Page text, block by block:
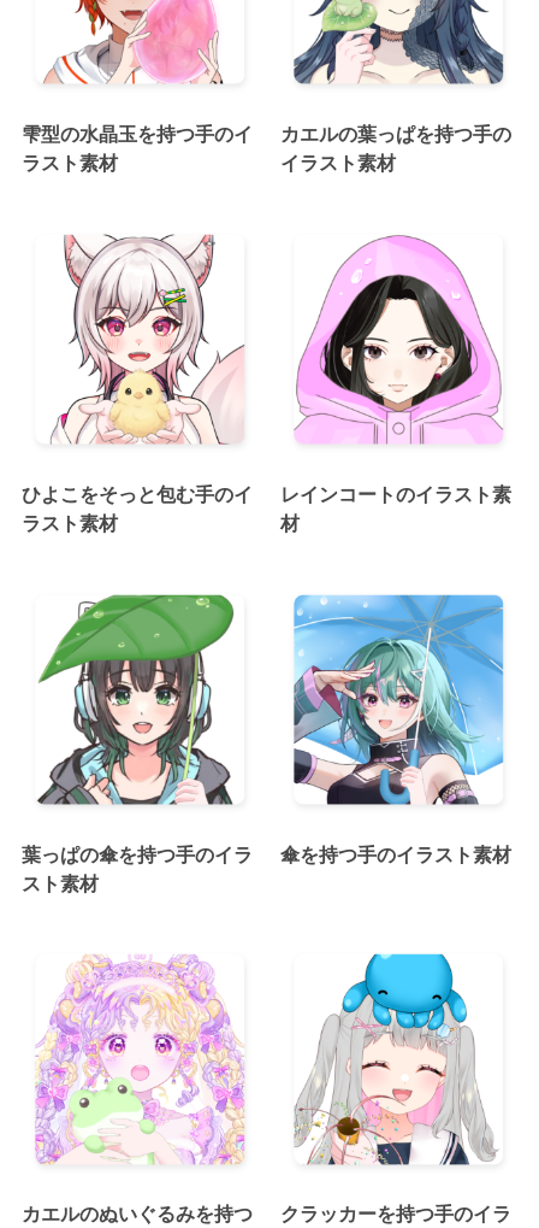
雫型の水晶玉を持つ手のイ
ラスト素材
カエルの葉っぱを持つ手の
イラスト素材
ひよこをそっと包む手のイ
ラスト素材
レインコートのイラスト素
材
葉っぱの傘を持つ手のイラ
スト素材
傘を持つ手のイラスト素材
カエルのぬいぐるみを持つ
クラッカーを持つ手のイラ